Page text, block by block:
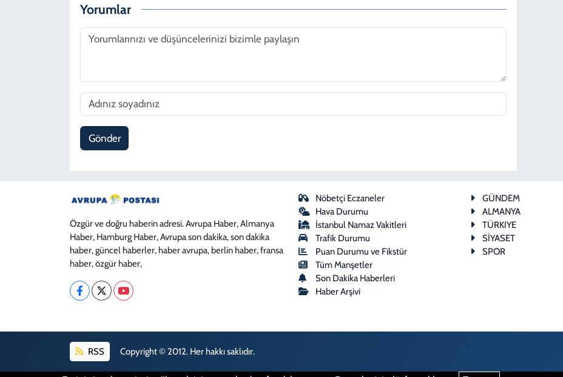
Yorumlar
Gönder
Özgür ve doğru haberin adresi. Avrupa Haber, Almanya
Haber, Hamburg Haber, Avrupa son dakika, son dakika
haber, güncel haberler, haber avrupa, berlin haber, fransa
haber, özgür haber,
Nöbetçi Eczaneler
Hava Durumu
İstanbul Namaz Vakitleri
Trafik Durumu
Puan Durumu ve Fikstür
Tüm Manşetler
Son Dakika Haberleri
Haber Arşivi
GÜNDEM
ALMANYA
TÜRKIYE
SİYASET
SPOR
RSS Copyright © 2012. Her hakkı saklıdır.